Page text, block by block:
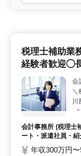
方々が新人の指導
を活かせます。ま
業務を担当し、
にとって、安定し
す。 ＜働きやす
土日や祝日もしっ
スが保たれやすい
手当の支給など、
税理士補助業
経験者歓迎◯
＼
川
--
月
・
社
迎
会計事務所 (税理士
ート・派遣社員・
年収300万円